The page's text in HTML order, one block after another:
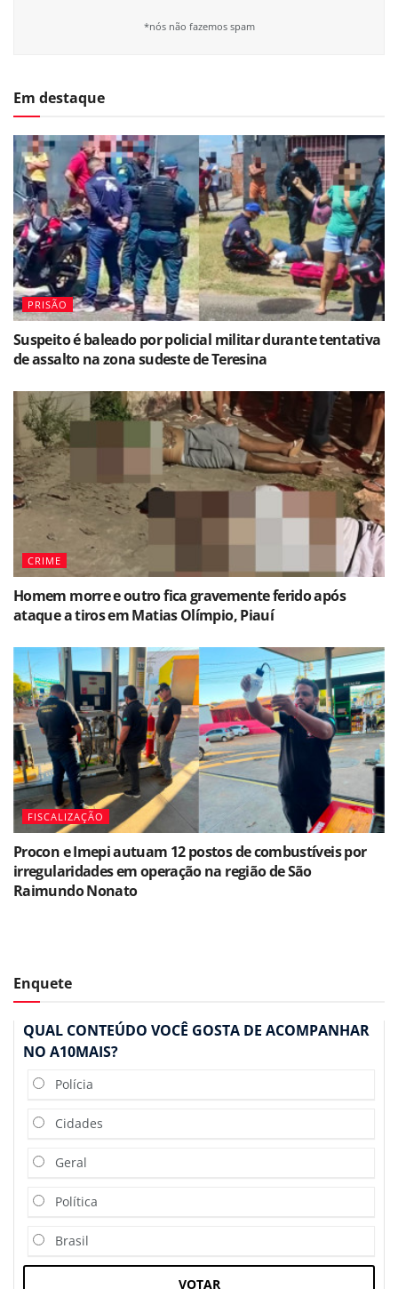
*nós não fazemos spam
Em destaque
PRISÃO
Suspeito é baleado por policial militar durante tentativa
de assalto na zona sudeste de Teresina
CRIME
Homem morre e outro fica gravemente ferido após
ataque a tiros em Matias Olímpio, Piauí
FISCALIZAÇÃO
Procon e Imepi autuam 12 postos de combustíveis por
irregularidades em operação na região de São
Raimundo Nonato
Enquete
QUAL CONTEÚDO VOCÊ GOSTA DE ACOMPANHAR
NO A10MAIS?
Polícia
Cidades
Geral
Política
Brasil
VOTAR